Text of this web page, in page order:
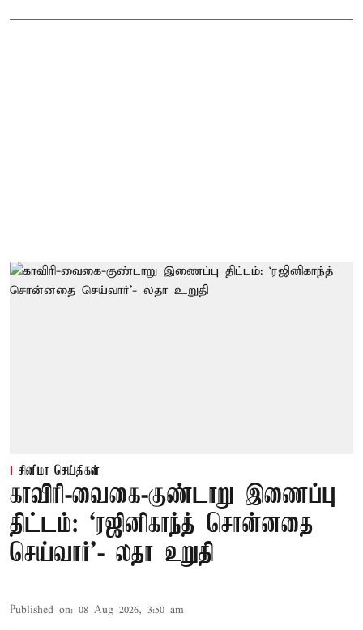
சினிமா செய்திகள்
காவிரி-வைகை-குண்டாறு இணைப்பு
திட்டம்: ‘ரஜினிகாந்த் சொன்னதை
செய்வார்’- லதா உறுதி
Published on: 08 Aug 2026, 3:50 am